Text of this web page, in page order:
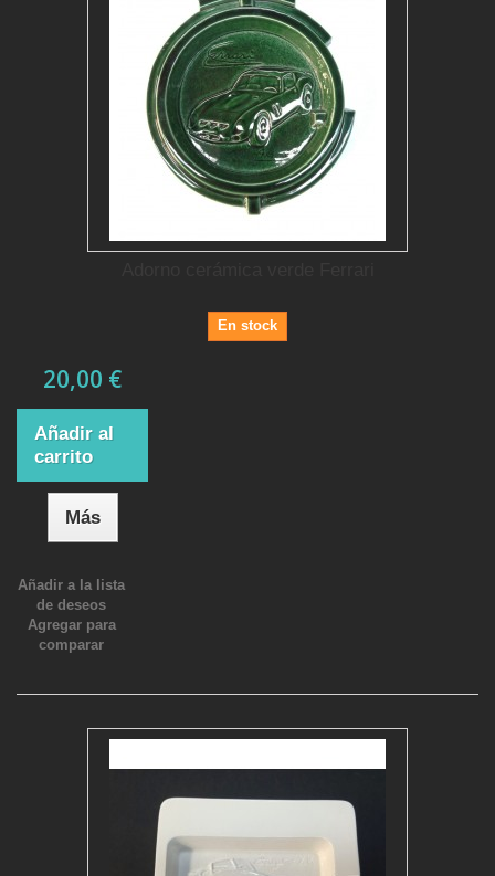
En stock
20,00 €
Añadir al
carrito
Más
Añadir a la lista
de deseos
Agregar para
comparar